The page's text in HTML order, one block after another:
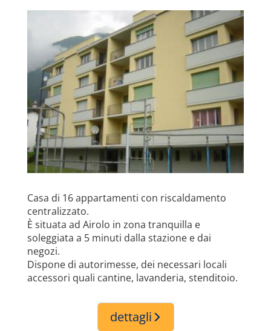
Casa di 16 appartamenti con riscaldamento
centralizzato.
È situata ad Airolo in zona tranquilla e
soleggiata a 5 minuti dalla stazione e dai
negozi.
Dispone di autorimesse, dei necessari locali
accessori quali cantine, lavanderia, stenditoio.
dettagli